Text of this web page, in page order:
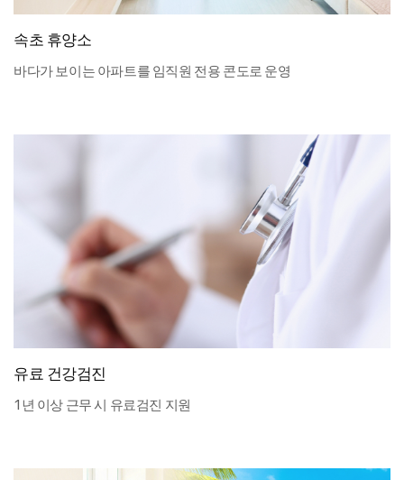
속초 휴양소
바다가 보이는 아파트를 임직원 전용 콘도로 운영
유료 건강검진
1년 이상 근무 시 유료검진 지원